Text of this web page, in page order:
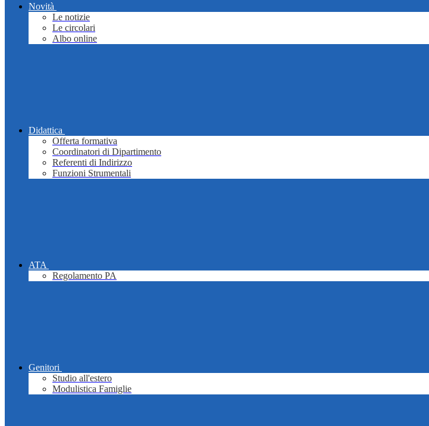
Novità
Le notizie
Le circolari
Albo online
Didattica
Offerta formativa
Coordinatori di Dipartimento
Referenti di Indirizzo
Funzioni Strumentali
ATA
Regolamento PA
Genitori
Studio all'estero
Modulistica Famiglie